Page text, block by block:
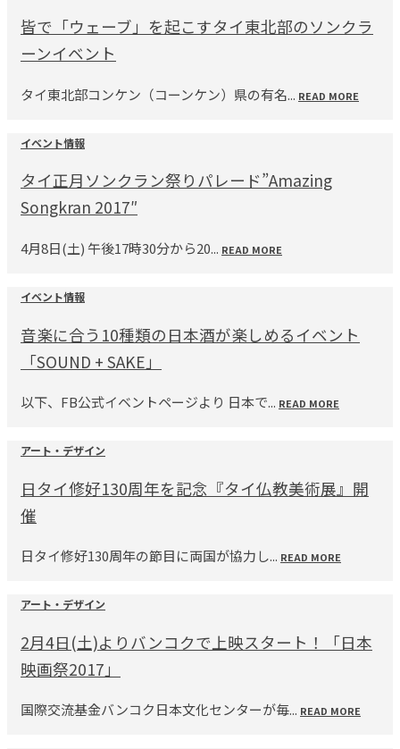
皆で「ウェーブ」を起こすタイ東北部のソンクラ
ーンイベント
タイ東北部コンケン（コーンケン）県の有名... READ MORE
イベント情報
タイ正月ソンクラン祭りパレード”Amazing
Songkran 2017″
4月8日(土) 午後17時30分から20... READ MORE
イベント情報
音楽に合う10種類の日本酒が楽しめるイベント
「SOUND + SAKE」
以下、FB公式イベントページより 日本で... READ MORE
アート・デザイン
日タイ修好130周年を記念『タイ仏教美術展』開
催
日タイ修好130周年の節目に両国が協力し... READ MORE
アート・デザイン
2月4日(土)よりバンコクで上映スタート！「日本
映画祭2017」
国際交流基金バンコク日本文化センターが毎... READ MORE